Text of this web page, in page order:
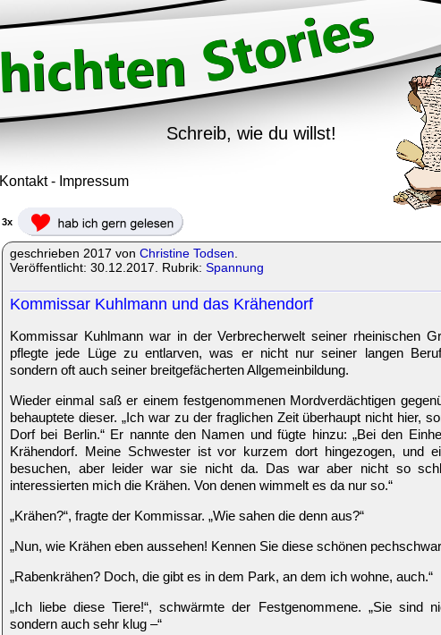
Schreib, wie du willst!
Kontakt- Impressum
3x
geschrieben 2017 von Christine Todsen
Veröffentlicht: 30.12.2017. Rubrik: Spannung
Kommissar Kuhlmann und das Krähendorf
Kommissar Kuhlmann war in der Verbrecherwelt seiner rheinischen
pflegte jede Lüge zu entlarven, was er nicht nur seiner langen
sondern oft auch seiner breitgefächerten Allgemeinbildung.
Wieder einmal saß er einem festgenommenen Mordverdächtigen
behauptete dieser. „Ich war zu der fraglichen Zeit überhaupt nicht hier,
Dorf bei Berlin.“ Er nannte den Namen und fügte hinzu: „Bei den
Krähendorf. Meine Schwester ist vor kurzem dort hingezogen, und
besuchen, aber leider war sie nicht da. Das war aber nicht so
interessierten mich die Krähen. Von denen wimmelt es da nur so.“
„Krähen?“, fragte der Kommissar. „Wie sahen die denn aus?“
„Nun, wie Krähen eben aussehen! Kennen Sie diese schönen
„Rabenkrähen? Doch, die gibt es in dem Park, an dem ich wohne, auch.“
„Ich liebe diese Tiere!“, schwärmte der Festgenommene. „Sie sind
sondern auch sehr klug –“